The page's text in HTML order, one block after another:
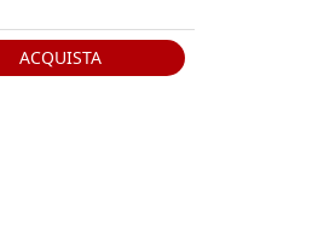
ACQUISTA